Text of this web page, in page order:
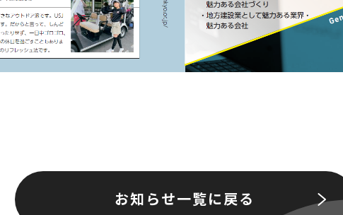
お知らせ一覧に戻る